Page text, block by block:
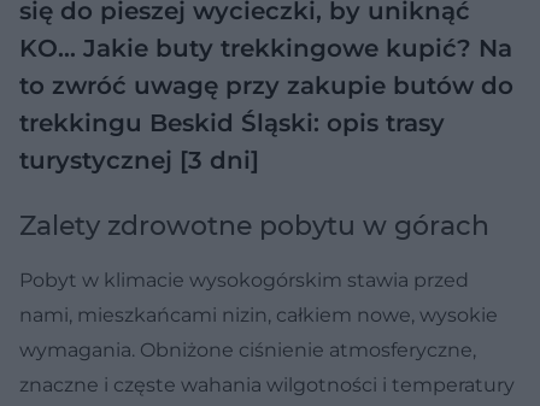
się do pieszej wycieczki, by uniknąć
KO… Jakie buty trekkingowe kupić? Na
to zwróć uwagę przy zakupie butów do
trekkingu Beskid Śląski: opis trasy
turystycznej [3 dni]
Zalety zdrowotne pobytu w górach
Pobyt w klimacie wysokogórskim stawia przed
nami, mieszkańcami nizin, całkiem nowe, wysokie
wymagania. Obniżone ciśnienie atmosferyczne,
znaczne i częste wahania wilgotności i temperatury